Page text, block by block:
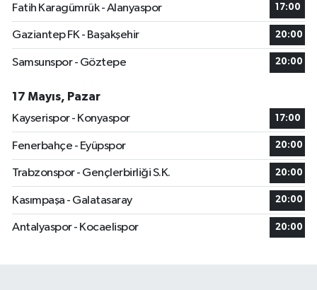
Fatih Karagümrük - Alanyaspor
17:00
Gaziantep FK - Başakşehir 20:00
Samsunspor - Göztepe 20:00
17 Mayıs, Pazar
Kayserispor - Konyaspor
17:00
Fenerbahçe - Eyüpspor 20:00
Trabzonspor - Gençlerbirliği S.K. 20:00
Kasımpaşa - Galatasaray 20:00
Antalyaspor - Kocaelispor 20:00